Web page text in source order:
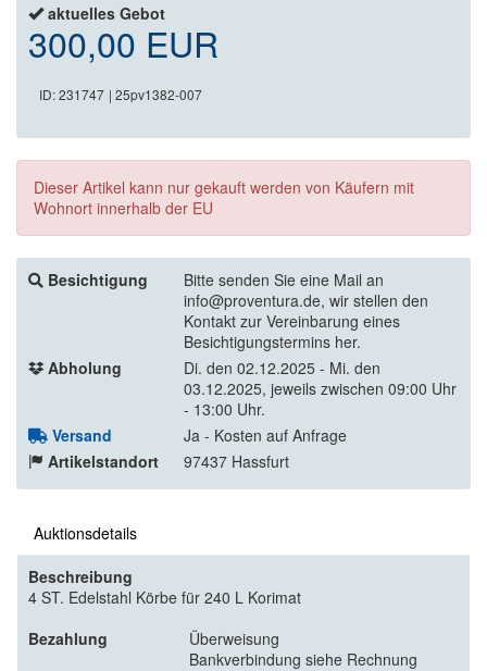
aktuelles Gebot
300,00 EUR
ID: 231747 | 25pv1382-007
Dieser Artikel kann nur gekauft werden von Käufern mit
Wohnort innerhalb der EU
Besichtigung
Bitte senden Sie eine Mail an
info@proventura.de, wir stellen den
Kontakt zur Vereinbarung eines
Besichtigungstermins her.
Abholung
Di. den 02.12.2025 - Mi. den
03.12.2025, jeweils zwischen 09:00 Uhr
- 13:00 Uhr.
Versand
Ja - Kosten auf Anfrage
Artikelstandort
97437 Hassfurt
Auktionsdetails
Beschreibung
4 ST. Edelstahl Körbe für 240 L Korimat
Bezahlung
Überweisung
Bankverbindung siehe Rechnung